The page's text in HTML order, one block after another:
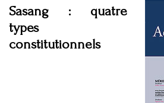
Sasang : quatre
types
constitutionnels